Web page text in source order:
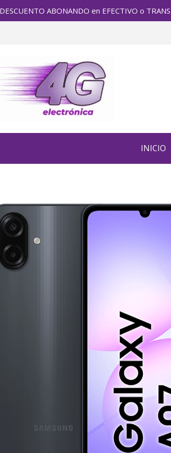
ABONANDO en EFECTIVO o
INICIO